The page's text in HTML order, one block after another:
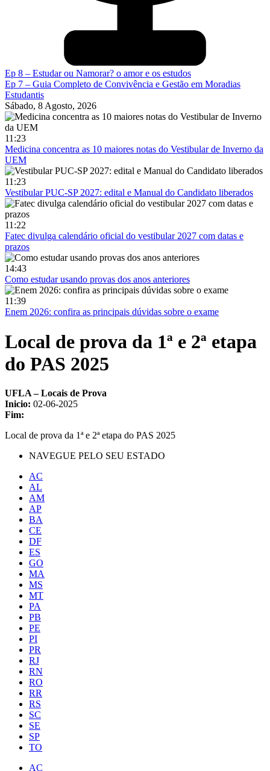
Ep 8 – Estudar ou Namorar? o amor e os estudos
Ep 7 – Guia Completo de Convivência e Gestão em Moradias
Estudantis
Sábado, 8 Agosto, 2026
11:23
Medicina concentra as 10 maiores notas do Vestibular de Inverno da
UEM
11:23
Vestibular PUC-SP 2027: edital e Manual do Candidato liberados
11:22
Fatec divulga calendário oficial do vestibular 2027 com datas e
prazos
14:43
Como estudar usando provas dos anos anteriores
11:39
Enem 2026: confira as principais dúvidas sobre o exame
Local de prova da 1ª e 2ª etapa
do PAS 2025
UFLA – Locais de Prova
Inicio: 02-06-2025
Fim:
Local de prova da 1ª e 2ª etapa do PAS 2025
NAVEGUE PELO SEU ESTADO
AC
AL
AM
AP
BA
CE
DF
ES
GO
MA
MS
MT
PA
PB
PE
PI
PR
RJ
RN
RO
RR
RS
SC
SE
SP
TO
AC